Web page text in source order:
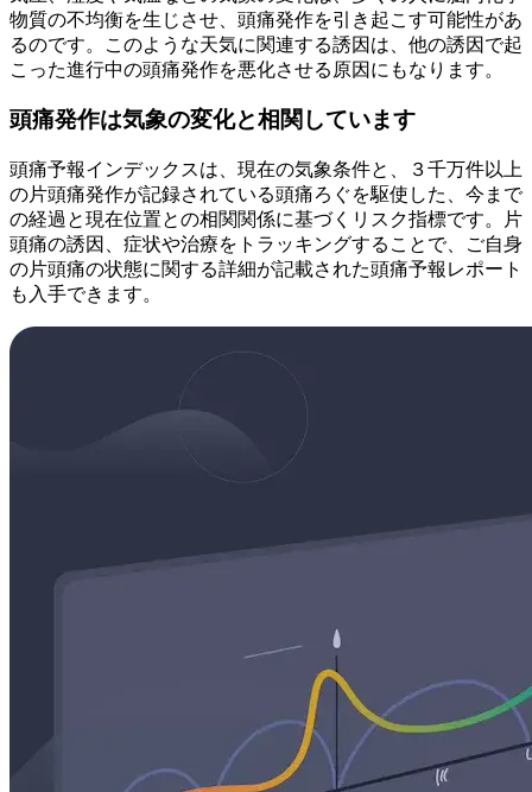
物質の不均衡を生じさせ、頭痛発作を引き起こす可能性があ
るのです。このような天気に関連する誘因は、他の誘因で起
こった進行中の頭痛発作を悪化させる原因にもなります。
頭痛発作は気象の変化と相関しています
頭痛予報インデックスは、現在の気象条件と、３千万件以上
の片頭痛発作が記録されている頭痛ろぐを駆使した、今まで
の経過と現在位置との相関関係に基づくリスク指標です。片
頭痛の誘因、症状や治療をトラッキングすることで、ご自身
の片頭痛の状態に関する詳細が記載された頭痛予報レポート
も入手できます。